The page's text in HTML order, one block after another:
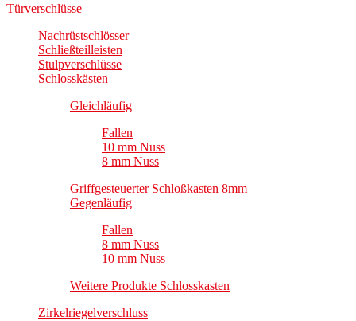
Türverschlüsse
Nachrüstschlösser
Schließteilleisten
Stulpverschlüsse
Schlosskästen
Gleichläufig
Fallen
10 mm Nuss
8 mm Nuss
Griffgesteuerter Schloßkasten 8mm
Gegenläufig
Fallen
8 mm Nuss
10 mm Nuss
Weitere Produkte Schlosskasten
Zirkelriegelverschluss